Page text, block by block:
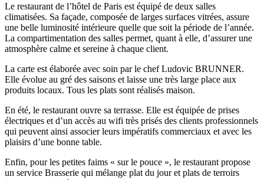
Le restaurant de l’hôtel de Paris est équipé de deux salles
climatisées. Sa façade, composée de larges surfaces vitrées, assure
une belle luminosité intérieure quelle que soit la période de l’année.
La compartimentation des salles permet, quant à elle, d’assurer une
atmosphère calme et sereine à chaque client.
La carte est élaborée avec soin par le chef Ludovic BRUNNER.
Elle évolue au gré des saisons et laisse une très large place aux
produits locaux. Tous les plats sont réalisés maison.
En été, le restaurant ouvre sa terrasse. Elle est équipée de prises
électriques et d’un accès au wifi très prisés des clients professionnels
qui peuvent ainsi associer leurs impératifs commerciaux et avec les
plaisirs d’une bonne table.
Enfin, pour les petites faims « sur le pouce », le restaurant propose
un service Brasserie qui mélange plat du jour et plats de terroirs